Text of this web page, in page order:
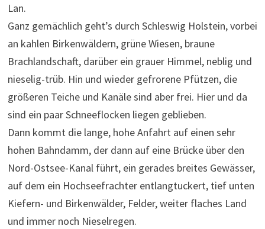
Lan.
Ganz gemächlich geht’s durch Schleswig Holstein, vorbei
an kahlen Birkenwäldern, grüne Wiesen, braune
Brachlandschaft, darüber ein grauer Himmel, neblig und
nieselig-trüb. Hin und wieder gefrorene Pfützen, die
größeren Teiche und Kanäle sind aber frei. Hier und da
sind ein paar Schneeflocken liegen geblieben.
Dann kommt die lange, hohe Anfahrt auf einen sehr
hohen Bahndamm, der dann auf eine Brücke über den
Nord-Ostsee-Kanal führt, ein gerades breites Gewässer,
auf dem ein Hochseefrachter entlangtuckert, tief unten
Kiefern- und Birkenwälder, Felder, weiter flaches Land
und immer noch Nieselregen.